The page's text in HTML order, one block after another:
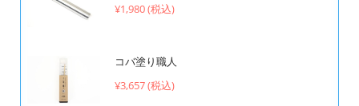
¥1,980 (税込)
コバ塗り職人
¥3,657 (税込)